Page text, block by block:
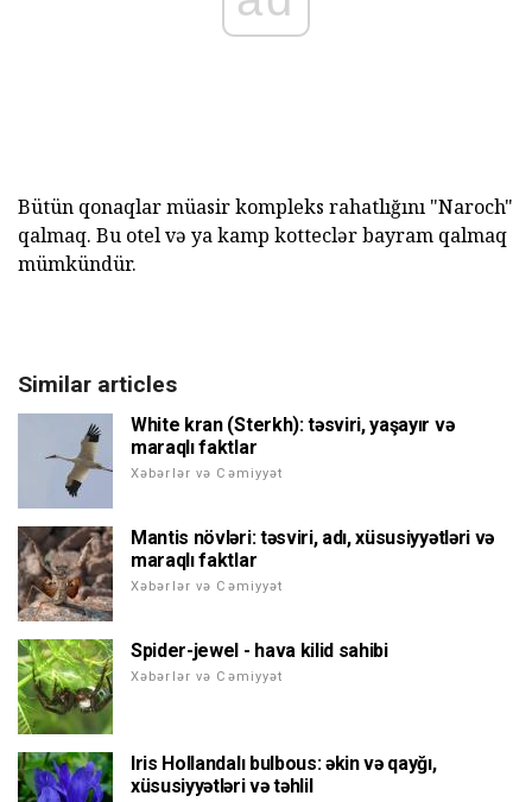
Bütün qonaqlar müasir kompleks rahatlığını "Naroch"
qalmaq. Bu otel və ya kamp kotteclər bayram qalmaq
mümkündür.
Similar articles
White kran (Sterkh): təsviri, yaşayır və
maraqlı faktlar
Xəbərlər və Cəmiyyət
Mantis növləri: təsviri, adı, xüsusiyyətləri və
maraqlı faktlar
Xəbərlər və Cəmiyyət
Spider-jewel - hava kilid sahibi
Xəbərlər və Cəmiyyət
Iris Hollandalı bulbous: əkin və qayğı,
xüsusiyyətləri və təhlil